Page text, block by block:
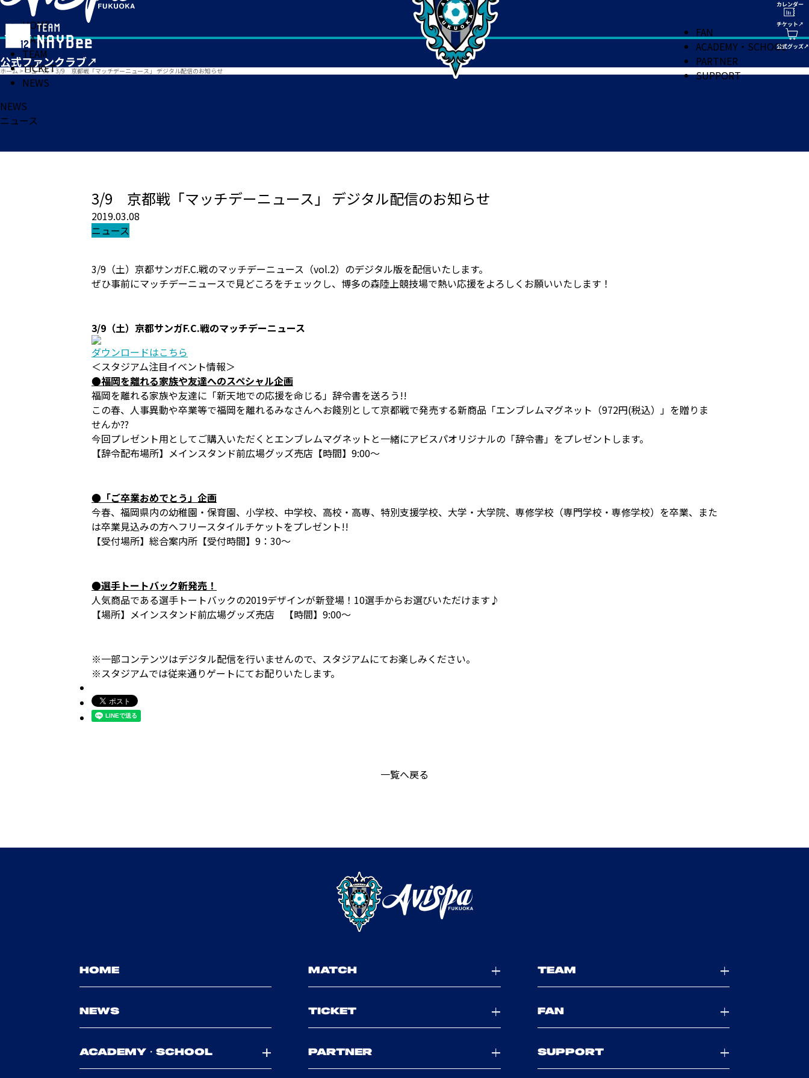
HOME
MATCH
TEAM
TICKET
NEWS
FAN
ACADEMY・SCHOOL
PARTNER
SUPPORT
ホーム > ニュース> 3/9 京都戦「マッチデーニュース」 デジタル配信のお知らせ
NEWS
ニュース
3/9 京都戦「マッチデーニュース」 デジタル配信のお知らせ
2019.03.08
ニュース
3/9（土）京都サンガF.C.戦のマッチデーニュース（vol.2）のデジタル版を配信いたします。
ぜひ事前にマッチデーニュースで見どころをチェックし、博多の森陸上競技場で熱い応援をよろしくお願いいたします！
3/9（土）京都サンガF.C.戦のマッチデーニュース
ダウンロードはこちら
＜スタジアム注目イベント情報＞
●福岡を離れる家族や友達へのスペシャル企画
福岡を離れる家族や友達に「新天地での応援を命じる」辞令書を送ろう!!
この春、人事異動や卒業等で福岡を離れるみなさんへお餞別として京都戦で発売する新商品「エンブレムマグネット（972円(税込）」を贈りま
せんか??
今回プレゼント用としてご購入いただくとエンブレムマグネットと一緒にアビスパオリジナルの「辞令書」をプレゼントします。
【辞令配布場所】メインスタンド前広場グッズ売店【時間】9:00～
●「ご卒業おめでとう」企画
今春、福岡県内の幼稚園・保育園、小学校、中学校、高校・高専、特別支援学校、大学・大学院、専修学校（専門学校・専修学校）を卒業、また
は卒業見込みの方へフリースタイルチケットをプレゼント!!
【受付場所】総合案内所【受付時間】9：30～
●選手トートバック新発売！
人気商品である選手トートバックの2019デザインが新登場！10選手からお選びいただけます♪
【場所】メインスタンド前広場グッズ売店 【時間】9:00～
※一部コンテンツはデジタル配信を行いませんので、スタジアムにてお楽しみください。
※スタジアムでは従来通りゲートにてお配りいたします。
一覧へ戻る
HOME MATCH TEAM
NEWS TICKET FAN
ACADEMY・SCHOOL PARTNER SUPPORT